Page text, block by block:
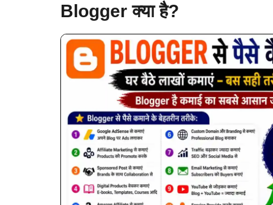
Bloggerक्या है?